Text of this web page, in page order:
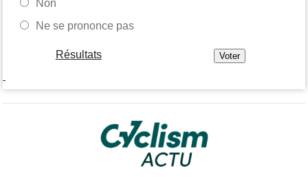
Non
Ne se prononce pas
Résultats
-